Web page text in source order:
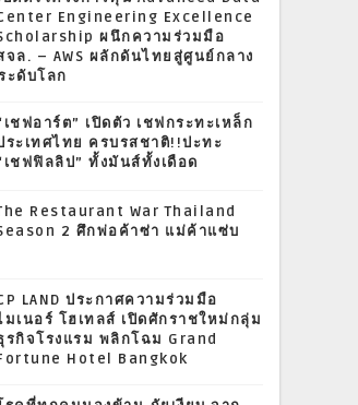
Engineering Excellence
ผนึกความร่วมมือ
จล. – AWS ผลักดันไทยสู่ศูนย์กลาง
ะดับโลก
เชฟอาร์ต” เปิดตัว เชฟกระทะเหล็ก
ระเทศไทย ครบรสชาติ!!ปะทะ
เชฟฟิลลิป” ทั้งมันส์ทั้งเดือด
Restaurant War Thailand
2 ศึกพ่อค้าซ่า แม่ค้าแซ่บ
LAND ประกาศความร่วมมือ
มเนอร์ โฮเทลส์ เปิดศักราชใหม่กลุ่ม
รกิจโรงแรม พลิกโฉม Grand
Hotel Bangkok